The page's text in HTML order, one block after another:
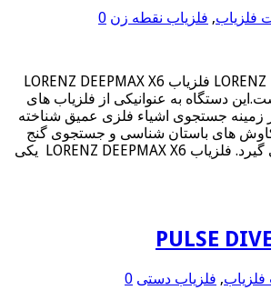
فلزیاب, فلزیاب نقطه زن 0
فلزیاب LORENZ DEEPMAX X6 فلزیاب LORENZ DEEPMAX X6
دستگاه به عنوانیکی از فلزیاب های
زمینه جستجوی اشیاء فلزی عمیق شناخته
های باستان شناسی و جستجوی گنج
مورد استفاده قرار می گیرد. فلزیاب LORENZ DEEPMAX X6 یکی
فلزیاب, فلزیاب دستی 0